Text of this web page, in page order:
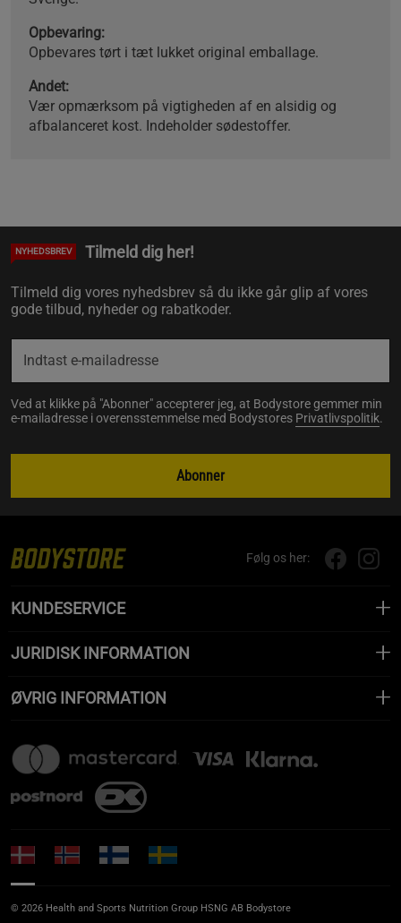
Opbevaring:
Opbevares tørt i tæt lukket original emballage.
Andet:
Vær opmærksom på vigtigheden af en alsidig og
afbalanceret kost. Indeholder sødestoffer.
NYHEDSBREV Tilmeld dig her!
Tilmeld dig vores nyhedsbrev så du ikke går glip af vores
gode tilbud, nyheder og rabatkoder.
Ved at klikke på "Abonner" accepterer jeg, at Bodystore gemmer min
e-mailadresse i overensstemmelse med Bodystores Privatlivspolitik.
Abonner
Følg os her:
KUNDESERVICE
JURIDISK INFORMATION
ØVRIG INFORMATION
© 2026 Health and Sports Nutrition Group HSNG AB Bodystore